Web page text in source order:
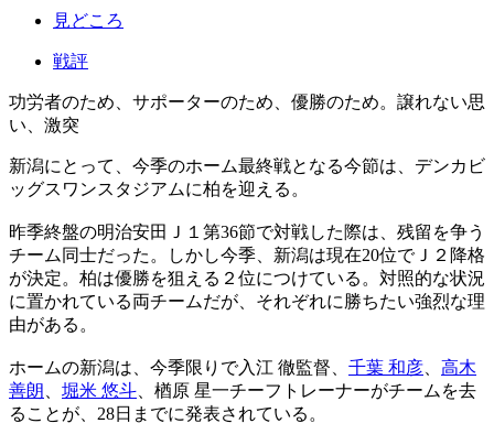
見どころ
戦評
功労者のため、サポーターのため、優勝のため。譲れない思
い、激突
新潟にとって、今季のホーム最終戦となる今節は、デンカビ
ッグスワンスタジアムに柏を迎える。
昨季終盤の明治安田Ｊ１第36節で対戦した際は、残留を争う
チーム同士だった。しかし今季、新潟は現在20位でＪ２降格
が決定。柏は優勝を狙える２位につけている。対照的な状況
に置かれている両チームだが、それぞれに勝ちたい強烈な理
由がある。
ホームの新潟は、今季限りで入江 徹監督、 千葉 和彦
高木
善朗
堀米 悠斗 、楢原 星一チーフトレーナーがチームを去
ることが、28日までに発表されている。